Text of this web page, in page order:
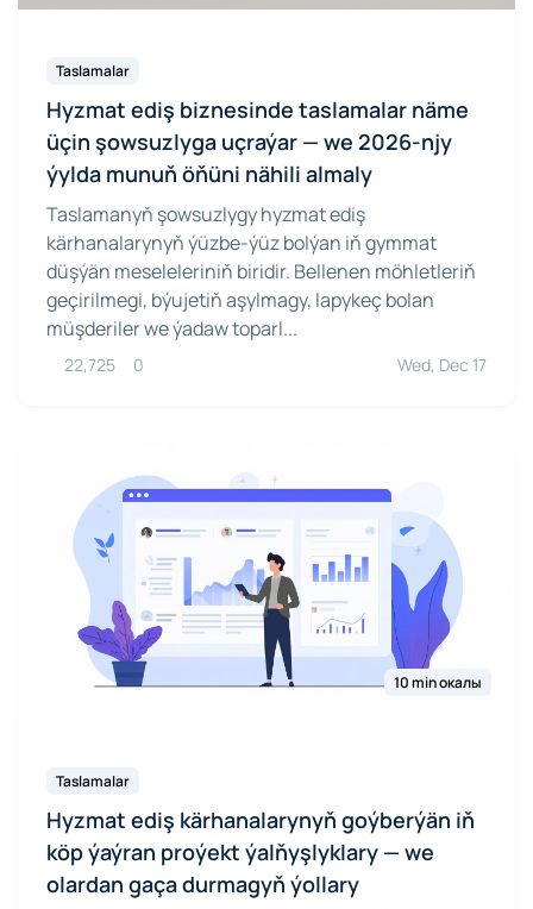
Taslamalar
Hyzmat ediş biznesinde taslamalar näme
üçin şowsuzlyga uçraýar — we 2026-njy
ýylda munuň öňüni nähili almaly
Taslamanyň şowsuzlygy hyzmat ediş
kärhanalarynyň ýüzbe-ýüz bolýan iň gymmat
düşýän meseleleriniň biridir. Bellenen möhletleriň
geçirilmegi, býujetiň aşylmagy, lapykeç bolan
müşderiler we ýadaw toparl...
22,725 0 Wed, Dec 17
10 min окалы
Taslamalar
Hyzmat ediş kärhanalarynyň goýberýän iň
köp ýaýran proýekt ýalňyşlyklary — we
olardan gaça durmagyň ýollary